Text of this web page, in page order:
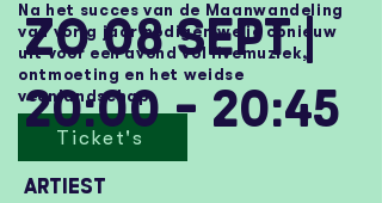
Na het succes van de Maanwandeling
van vorig jaar nodigen we je opnieuw
uit voor een avond vol livemuziek,
ontmoeting en het weidse
veenlandschap.
Ticket's
Zo 08 Sept |
20:00 - 20:45
Artiest